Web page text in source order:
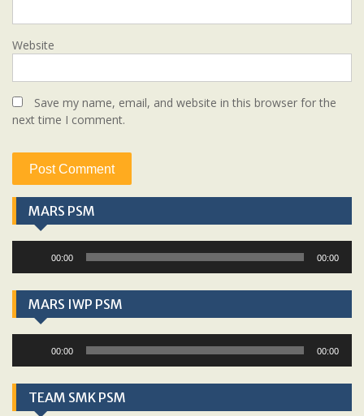
Website
Save my name, email, and website in this browser for the
next time I comment.
MARS PSM
00:00 00:00
MARS IWP PSM
00:00 00:00
TEAM SMK PSM